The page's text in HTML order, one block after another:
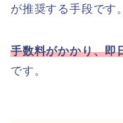
が推奨する手段です。
手数料がかかり、即
です。